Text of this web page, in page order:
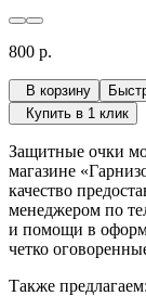
800 р.
В корзину
Купить в 1 клик
Защитные очки
магазине
качество
менеджером по
и помощи в
четко
Также предлагаем: